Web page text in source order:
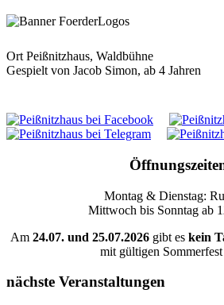
Ort Peißnitzhaus, Waldbühne
Gespielt von Jacob Simon, ab 4 Jahren
Montag & Dienstag:
Mittwoch bis Sonntag ab
Am 24.07. und 25.07.2026gibt eskein
mit gültigen
nächste Veranstaltungen